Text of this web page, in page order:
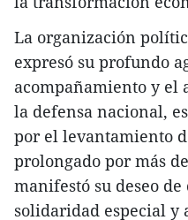
La organización
expresó su profundo
acompañamiento y el
la defensa nacional,
por el levantamiento
prolongado por más
manifestó su deseo
solidaridad especial